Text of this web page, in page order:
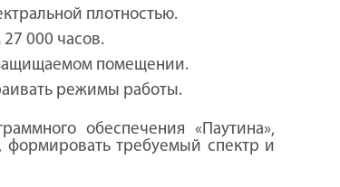
плотностью.
000 часов.
помещении.
режимы работы.
обеспечения «Паутина»,
формировать требуемый спектр и